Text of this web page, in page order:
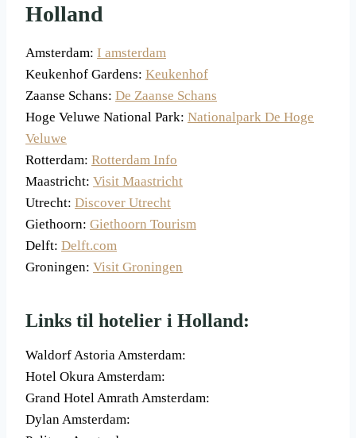
Holland
Amsterdam: I amsterdam
Keukenhof Gardens: Keukenhof
Zaanse Schans: De Zaanse Schans
Hoge Veluwe National Park: Nationalpark De Hoge
Veluwe
Rotterdam: Rotterdam Info
Maastricht: Visit Maastricht
Utrecht: Discover Utrecht
Giethoorn: Giethoorn Tourism
Delft: Delft.com
Groningen: Visit Groningen
Links til hotelier i Holland:
Waldorf Astoria Amsterdam:
Hotel Okura Amsterdam:
Grand Hotel Amrath Amsterdam:
Dylan Amsterdam: